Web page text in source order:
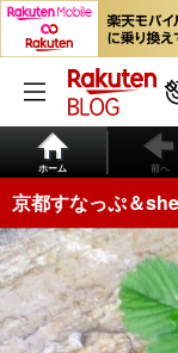
ホーム 前へ
京都すなっぷ＆